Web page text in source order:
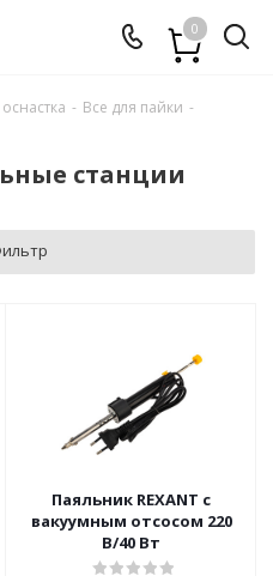
0
- Все для пайки -
станции
Паяльник REXANT с
вакуумным отсосом 220
В/40 Вт